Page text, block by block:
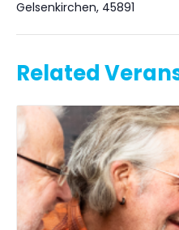
Gelsenkirchen, 45891
Related